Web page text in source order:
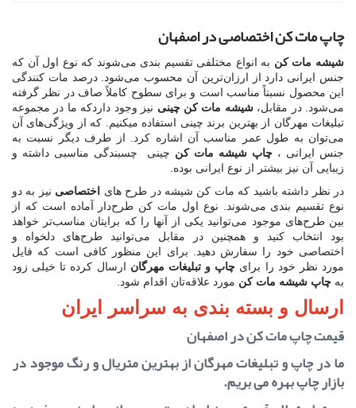
چاپ مات کن اختصاصی در اصفهان
شیشه مات کن‌ به انواع مختلفی تقسیم بندی می‌شوند که نوع اول آن که
جنس ایرانی دارد از ارزان‌ترین آن محسوب می‌شود. درصد مات کنندگی
این محصول نسبتاً مناسب است و برای سطوح کاملاً صاف در نظر گرفته
می‌شود. در مقابل،شیشه مات کن چینی نیز وجود داردکه ما در مجموعه
تبلیغات مهرگان از بهترین برند چینی استفاده میکنیم. که از ویژگی‌های آن
می‌توان به طول عمر مناسب آن اشاره کرد. از طرف دیگر نسبت به
جنس ایرانی ، چاپ شیشه مات کن چینی چسبندگی مناسبی داشته و
زیبایی آن نیز بیشتر از نوع ایرانی بوده.
در نظر داشته باشید که مات کن شیشه در طرح های اختصاصی نیز به دو
نوع تقسیم بندی می‌شوند. نوع اول مات کن طرح‌دار آماده است که از
بین طرح‌های موجود می‌توانید یکی از آنها را که برایتان مناسب‌تر خواهد
بود انتخاب کنید و همچنین در مقابل می‌توانید طرح‌های دلخواه و
اختصاصی خود را سفارش دهید. برای این منظور کافی است که فایل
مورد نظر خود را برای چاپ و تبلیغات مهرگان ارسال کرده تا خیلی زود
به چاپ شیشه مات کن مورد علاقه‌تان اقدام شود.
ارسال و بسته بندی به سراسر ایران
قیمت چاپ مات کن در اصفهان
ما در چاپ و تبلیغات مهرگان از بهترین متریال و رنگ موجود در
بازار چاپ بهره می بریم.